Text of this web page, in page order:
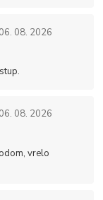
08. 2026
08. 2026
vrelo